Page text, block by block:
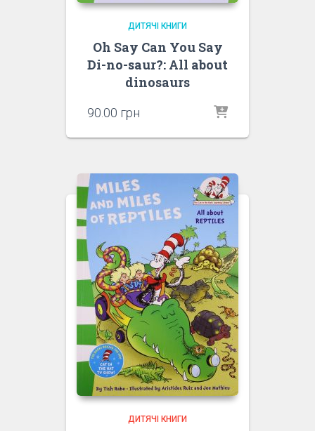
ДИТЯЧІ КНИГИ
Oh Say Can You Say
Di-no-saur?: All about
dinosaurs
90.00 грн
ДИТЯЧІ КНИГИ